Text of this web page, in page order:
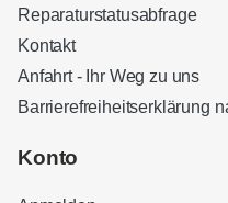
Reparaturstatusabfrage
Kontakt
Anfahrt - Ihr Weg zu uns
Barrierefreiheitserklärung
Konto